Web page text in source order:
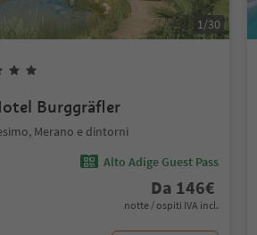
1/30
Burggräfler
Merano e dintorni
Alto Adige Guest Pass
Da 146€
notte / ospiti IVA incl.